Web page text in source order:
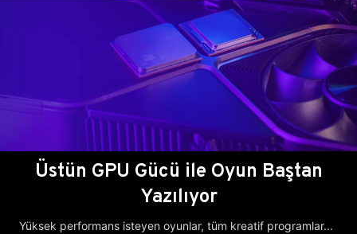
Üstün GPU Gücü ile Oyun Baştan
Yazılıyor
Yüksek performans isteyen oyunlar, tüm kreatif programlar...